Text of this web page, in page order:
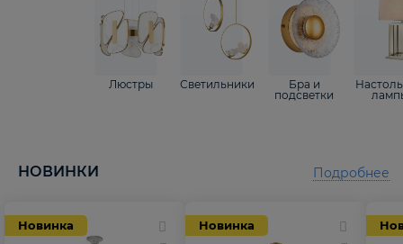
Люстры Светильники
Бра и
подсветки
НОВИНКИ
Новинка Новинка
Подробнее